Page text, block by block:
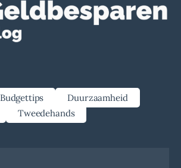
Budgettips
Duurzaamheid
Tweedehands